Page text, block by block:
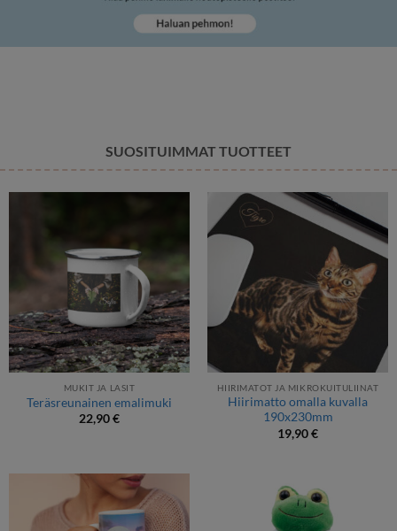
SUOSITUIMMAT TUOTTEET
MUKIT JA LASIT
Teräsreunainen emalimuki
22,90€
HIIRIMATOT JA MIKROKUITULIINAT
Hiirimatto omalla kuvalla
190x230mm
19,90€